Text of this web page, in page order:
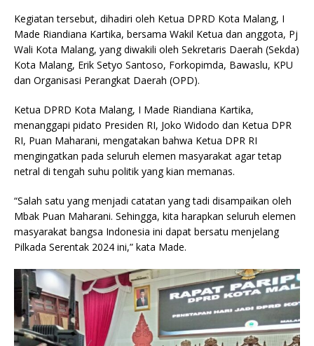
Kegiatan tersebut, dihadiri oleh Ketua DPRD Kota Malang, I
Made Riandiana Kartika, bersama Wakil Ketua dan anggota, Pj
Wali Kota Malang, yang diwakili oleh Sekretaris Daerah (Sekda)
Kota Malang, Erik Setyo Santoso, Forkopimda, Bawaslu, KPU
dan Organisasi Perangkat Daerah (OPD).
Ketua DPRD Kota Malang, I Made Riandiana Kartika,
menanggapi pidato Presiden RI, Joko Widodo dan Ketua DPR
RI, Puan Maharani, mengatakan bahwa Ketua DPR RI
mengingatkan pada seluruh elemen masyarakat agar tetap
netral di tengah suhu politik yang kian memanas.
“Salah satu yang menjadi catatan yang tadi disampaikan oleh
Mbak Puan Maharani. Sehingga, kita harapkan seluruh elemen
masyarakat bangsa Indonesia ini dapat bersatu menjelang
Pilkada Serentak 2024 ini,” kata Made.